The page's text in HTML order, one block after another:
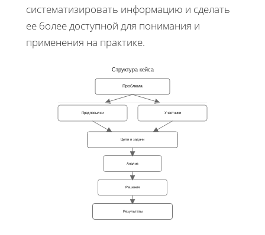
систематизировать информацию и сделать
ее более доступной для понимания и
применения на практике.
Структура кейса
Проблема
Предпосылки Участники
Цели и задачи
Анализ
Решения
Результаты